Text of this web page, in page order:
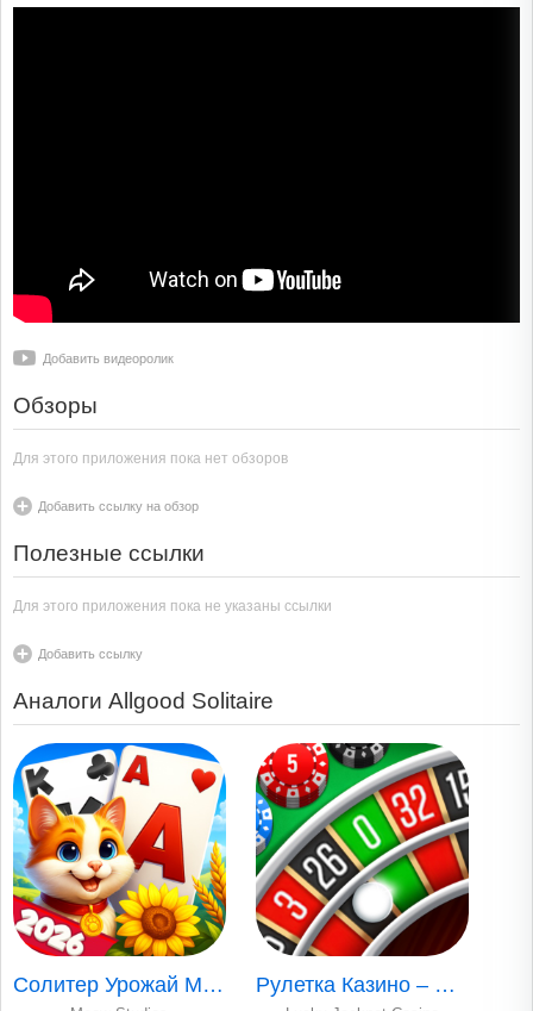
Добавить видеоролик
Обзоры
Для этого приложения пока нет обзоров
Добавить ссылку на обзор
Полезные ссылки
Для этого приложения пока не указаны ссылки
Добавить ссылку
Аналоги Allgood Solitaire
Солитер Урожай Мастерство Сага Рулетка Казино – Вегас Колесо